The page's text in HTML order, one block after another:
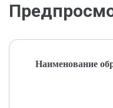
Наименование